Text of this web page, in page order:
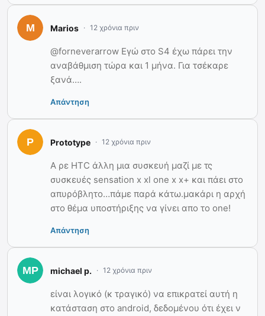
Marios 12 χρόνια πριν
@forneverarrow Εγώ στο S4 έχω πάρει την
αναβάθμιση τώρα και 1 μήνα. Για τσέκαρε
ξανά….
Απάντηση
Prototype 12 χρόνια πριν
Α ρε HTC άλλη μια συσκευή μαζί με τς
συσκευές sensation x xl one x x+ και πάει στο
απυρόβλητο…πάμε παρά κάτω.μακάρι η αρχή
στο θέμα υποστήριξης να γίνει απο το one!
Απάντηση
michael p. 12 χρόνια πριν
είναι λογικό (κ τραγικό) να επικρατεί αυτή η
κατάσταση στο android, δεδομένου ότι έχει ν